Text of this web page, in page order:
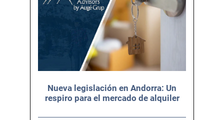
Nueva legislación en Andorra: Un
respiro para el mercado de alquiler